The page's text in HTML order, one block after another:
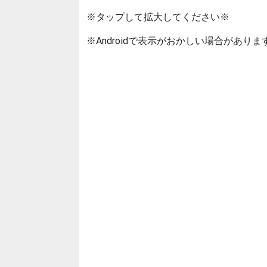
※タップして拡大してください※
※Androidで表示がおかしい場合があり